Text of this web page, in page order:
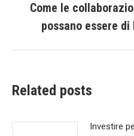
Come le
possano essere
Related posts
Investire